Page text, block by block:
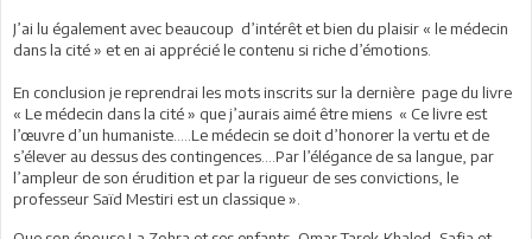
J’ai lu également avec beaucoup d’intérêt et bien du plaisir « le médecin
dans la cité » et en ai apprécié le contenu si riche d’émotions.
En conclusion je reprendrai les mots inscrits sur la dernière page du livre
« Le médecin dans la cité » que j’aurais aimé être miens « Ce livre est
l’œuvre d’un humaniste…..Le médecin se doit d’honorer la vertu et de
s’élever au dessus des contingences….Par l’élégance de sa langue, par
l’ampleur de son érudition et par la rigueur de ses convictions, le
professeur Saïd Mestiri est un classique ».